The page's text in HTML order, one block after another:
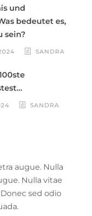
und
bedeutet es,
sein?
SANDRA
SANDRA
augue. Nulla
Nulla vitae
sed odio